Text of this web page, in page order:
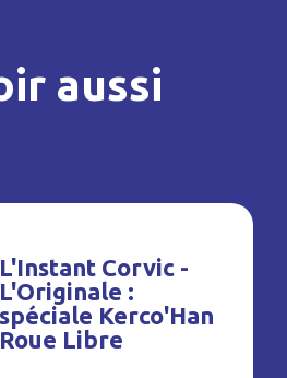
aussi
L'Instant Corvic -
L'Originale :
spéciale Kerco'Han
Roue Libre